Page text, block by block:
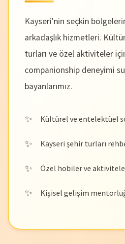
Kayseri'nin seçkin
arkadaşlık hizmetleri.
turları ve özel aktiviteler
companionship deneyimi
bayanlarımız.
Kültürel ve entelektüel
Kayseri şehir turları
Özel hobiler ve
Kişisel gelişim